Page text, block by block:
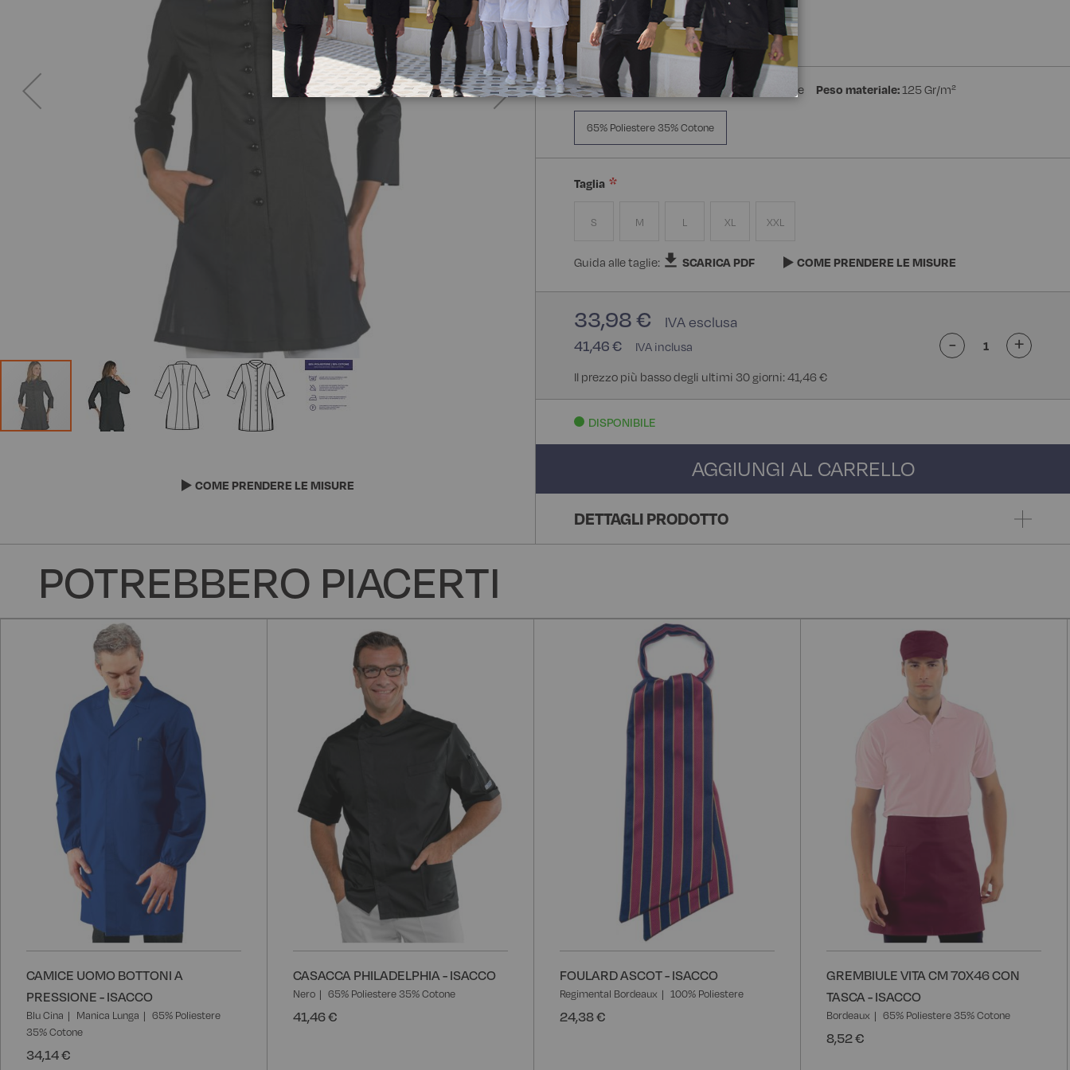
Manica Lunga Mezza Manica
Composizione: 65% Poliestere 35% Cotone Peso materiale:125 Gr/m²
65% Poliestere 35% Cotone
Taglia
S M L XL XXL
Guida alle taglie: SCARICA PDF COME PRENDERE LE MISURE
41,46 €
33,98 €
Il prezzo più basso degli ultimi 30 giorni: 41,46 €
- +
DISPONIBILE
AGGIUNGI AL CARRELLO
DETTAGLI PRODOTTO
COME PRENDERE LE MISURE
POTREBBERO PIACERTI
CAMICE UOMO BOTTONI A
PRESSIONE - ISACCO
Blu Cina Manica Lunga
65% Poliestere
35% Cotone
34,14 €
CASACCA PHILADELPHIA - ISACCO
Nero 65% Poliestere 35% Cotone
41,46 €
FOULARD ASCOT - ISACCO
Regimental Bordeaux 100% Poliestere
24,38 €
GREMBIULE VITA CM 70X46 CON
TASCA - ISACCO
Bordeaux 65% Poliestere 35% Cotone
8,52 €